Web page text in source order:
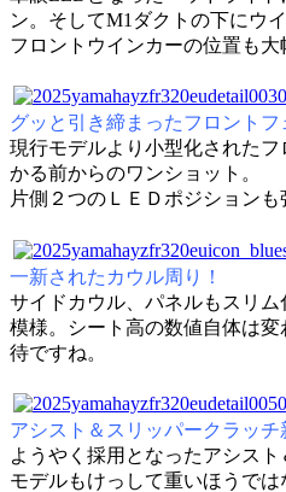
ン。そしてM1ダクトの下にウ
フロントウインカーの位置も大
グッと引き締まったフロントフ
現行モデルより小型化された
かる前からのワンショット。
片側２つのＬＥＤポジションも
一新されたカウル周り！
サイドカウル、パネルもスリ
模様。シート高の数値自体は
待ですね。
アシスト＆スリッパークラッチ
ようやく採用となったアシス
モデルもけっして重いほうで